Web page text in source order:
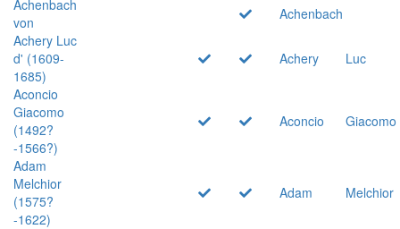
Achenbach
von
Achenbach
Achery Luc
d' (1609-
1685)
Achery
Luc
Aconcio
Giacomo
(1492?
-1566?)
Aconcio Giacomo
Adam
Melchior
(1575?
-1622)
Adam Melchior